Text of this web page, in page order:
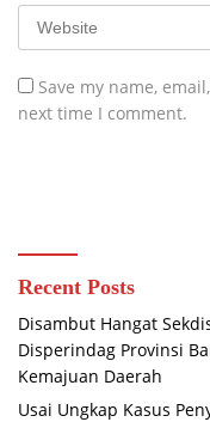
Save my name,
next time I comment.
Recent Posts
Disambut Hangat
Disperindag Provinsi
Kemajuan Daerah
Usai Ungkap Kasus